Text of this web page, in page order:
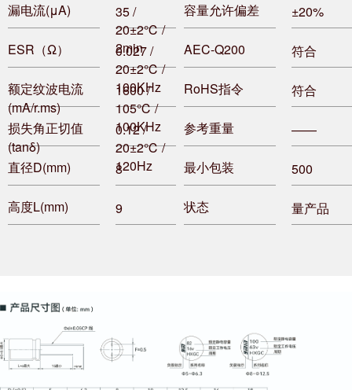
漏电流(μA)
35 /
20±2℃ /
2min
容量允许偏差 ±20%
ESR（Ω）
0.027 /
20±2℃ /
100KHz
AEC-Q200 符合
额定纹波电流
(mA/r.ms)
1600 /
105℃ /
100KHz
RoHS指令 符合
损失角正切值
(tanδ)
0.12 /
20±2℃ /
120Hz
参考重量 ——
直径D(mm) 8 最小包装 500
高度L(mm) 9 状态 量产品